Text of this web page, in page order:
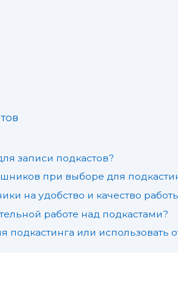
записи подкастов?
при выборе для
на удобство и качество
работе над подкастами?
или использовать